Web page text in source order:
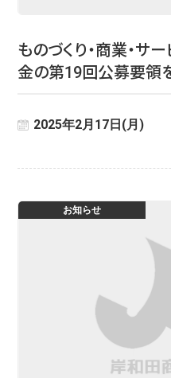
ものづくり・商業・サ
金の第19回公募要領
2025年2月17日(月)
お知らせ